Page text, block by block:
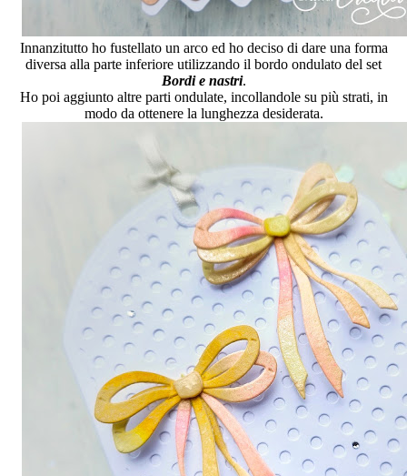
Innanzitutto ho fustellato un arco ed ho deciso di dare una forma
diversa alla parte inferiore utilizzando il bordo ondulato del set
Bordi e nastri.
Ho poi aggiunto altre parti ondulate, incollandole su più strati, in
modo da ottenere la lunghezza desiderata.